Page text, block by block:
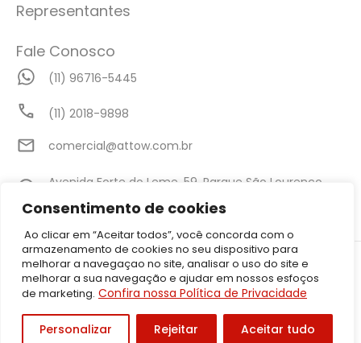
Consentimento de cookies
Ao clicar em “Aceitar todos”, você concorda com o
armazenamento de cookies no seu dispositivo para
melhorar a navegaçao no site, analisar o uso do site e
melhorar a sua navegação e ajudar em nossos esfoços
de marketing. Confira nossa Política de Privacidade
Personalizar Rejeitar Aceitar tudo
Representantes
Fale Conosco
(11) 96716-5445
(11) 2018-9898
comercial@attow.com.br
Avenida Forte do Leme, 59, Parque São Lourenço,
©2026 Attow – Todos Direitos Reservados | Avenida Forte do Leme,
59, Parque São Lourenço, São Paulo – SP CEP: 08340-010 | CNPJ:
05.001.206/0001-50
Política de Privacidade
Desenvolvido por